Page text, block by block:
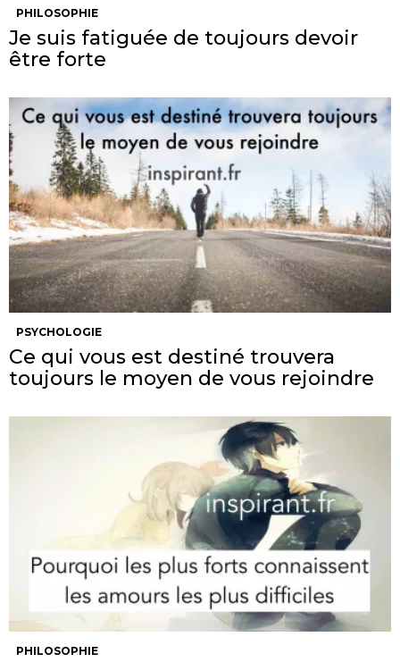
PHILOSOPHIE
Je suis fatiguée de toujours devoir
être forte
PSYCHOLOGIE
Ce qui vous est destiné trouvera
toujours le moyen de vous rejoindre
PHILOSOPHIE